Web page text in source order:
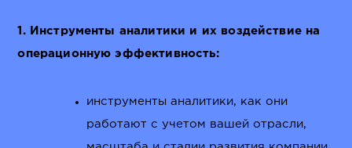
1. Инструменты аналитики и их воздействие на
операционную эффективность:
инструменты аналитики, как они
работают с учетом вашей отрасли,